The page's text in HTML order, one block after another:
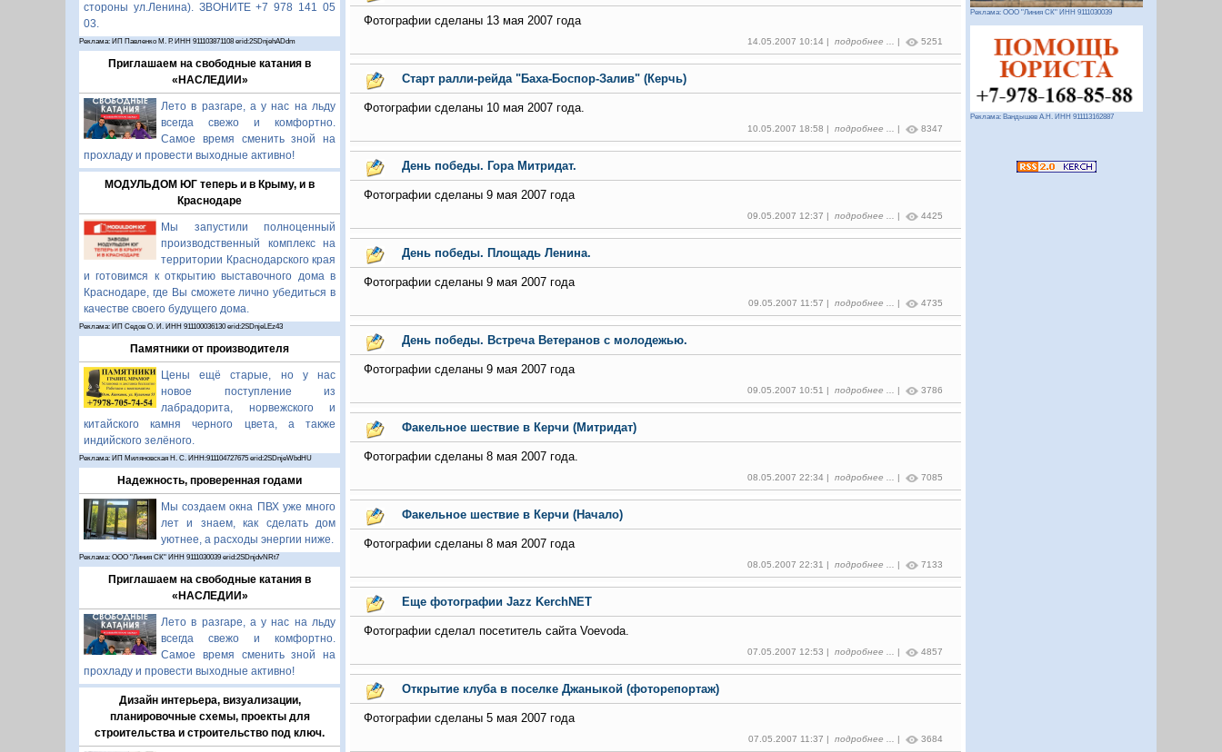
стороны ул.Ленина). ЗВОНИТЕ +7 978 141 05
03.
Реклама: ИП Павленко М. Р. ИНН 911103871108 erid:2SDnjehADdm
Приглашаем на свободные катания в
«НАСЛЕДИИ»
Лето в разгаре, а у нас на льду
всегда свежо и комфортно.
Самое время сменить зной на
прохладу и провести выходные активно!
МОДУЛЬДОМ ЮГ теперь и в Крыму, и в
Краснодаре
Мы запустили полноценный
производственный комплекс на
территории Краснодарского края
и готовимся к открытию выставочного дома в
Краснодаре, где Вы сможете лично убедиться в
качестве своего будущего дома.
Реклама: ИП Седов О. И. ИНН 911100036130 erid:2SDnjeLEz43
Памятники от производителя
Цены ещё старые, но у нас
новое поступление из
лабрадорита, норвежского и
китайского камня черного цвета, а также
индийского зелёного.
Реклама: ИП Миляновская Н. С. ИНН:911104727675 erid:2SDnjeWbdHU
Надежность, проверенная годами
Мы создаем окна ПВХ уже много
лет и знаем, как сделать дом
уютнее, а расходы энергии ниже.
Реклама: ООО "Линия СК" ИНН 9111030039 erid:2SDnjdvNRt7
Приглашаем на свободные катания в
«НАСЛЕДИИ»
Лето в разгаре, а у нас на льду
всегда свежо и комфортно.
Самое время сменить зной на
прохладу и провести выходные активно!
Дизайн интерьера, визуализации,
планировочные схемы, проекты для
строительства и строительство под ключ.
Фотографии сделаны 13 мая 2007 года
14.05.2007 10:14 | подробнее ... | 5251
Старт ралли-рейда "Баха-Боспор-Залив" (Керчь)
Фотографии сделаны 10 мая 2007 года.
10.05.2007 18:58 | подробнее ... | 8347
День победы. Гора Митридат.
Фотографии сделаны 9 мая 2007 года
09.05.2007 12:37 | подробнее ... | 4425
День победы. Площадь Ленина.
Фотографии сделаны 9 мая 2007 года
09.05.2007 11:57 | подробнее ... | 4735
День победы. Встреча Ветеранов с молодежью.
Фотографии сделаны 9 мая 2007 года
09.05.2007 10:51 | подробнее ... | 3786
Факельное шествие в Керчи (Митридат)
Фотографии сделаны 8 мая 2007 года.
08.05.2007 22:34 | подробнее ... | 7085
Факельное шествие в Керчи (Начало)
Фотографии сделаны 8 мая 2007 года
08.05.2007 22:31 | подробнее ... | 7133
Еще фотографии Jazz KerchNET
Фотографии сделал посетитель сайта Voevoda.
07.05.2007 12:53 | подробнее ... | 4857
Открытие клуба в поселке Джаныкой (фоторепортаж)
Фотографии сделаны 5 мая 2007 года
07.05.2007 11:37 | подробнее ... | 3684
Реклама: ООО "Линия СК" ИНН 9111030039
Реклама: Вандышев А.Н. ИНН 911113162887